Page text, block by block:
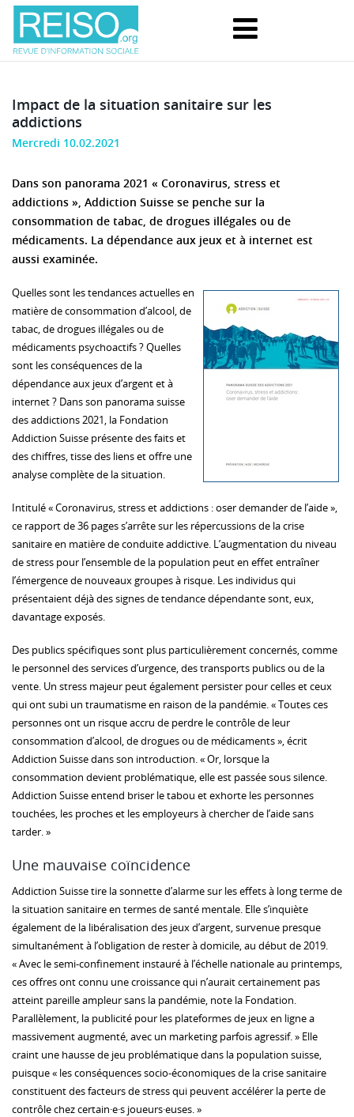
Impact de la situation sanitaire sur les
addictions
Mercredi 10.02.2021
Dans son panorama 2021 « Coronavirus, stress et
addictions », Addiction Suisse se penche sur la
consommation de tabac, de drogues illégales ou de
médicaments. La dépendance aux jeux et à internet est
aussi examinée.
Quelles sont les tendances actuelles en
matière de consommation d’alcool, de
tabac, de drogues illégales ou de
médicaments psychoactifs ? Quelles
sont les conséquences de la
dépendance aux jeux d’argent et à
internet ? Dans son panorama suisse
des addictions 2021, la Fondation
Addiction Suisse présente des faits et
des chiffres, tisse des liens et offre une
analyse complète de la situation.
Intitulé « Coronavirus, stress et addictions : oser demander de l’aide »,
ce rapport de 36 pages s’arrête sur les répercussions de la crise
sanitaire en matière de conduite addictive. L’augmentation du niveau
de stress pour l’ensemble de la population peut en effet entraîner
l’émergence de nouveaux groupes à risque. Les individus qui
présentaient déjà des signes de tendance dépendante sont, eux,
davantage exposés.
Des publics spécifiques sont plus particulièrement concernés, comme
le personnel des services d’urgence, des transports publics ou de la
vente. Un stress majeur peut également persister pour celles et ceux
qui ont subi un traumatisme en raison de la pandémie. « Toutes ces
personnes ont un risque accru de perdre le contrôle de leur
consommation d’alcool, de drogues ou de médicaments », écrit
Addiction Suisse dans son introduction. « Or, lorsque la
consommation devient problématique, elle est passée sous silence.
Addiction Suisse entend briser le tabou et exhorte les personnes
touchées, les proches et les employeurs à chercher de l’aide sans
tarder. »
Une mauvaise coïncidence
Addiction Suisse tire la sonnette d’alarme sur les effets à long terme de
la situation sanitaire en termes de santé mentale. Elle s’inquiète
également de la libéralisation des jeux d’argent, survenue presque
simultanément à l’obligation de rester à domicile, au début de 2019.
« Avec le semi-confinement instauré à l’échelle nationale au printemps,
ces offres ont connu une croissance qui n’aurait certainement pas
atteint pareille ampleur sans la pandémie, note la Fondation.
Parallèlement, la publicité pour les plateformes de jeux en ligne a
massivement augmenté, avec un marketing parfois agressif. » Elle
craint une hausse de jeu problématique dans la population suisse,
puisque « les conséquences socio-économiques de la crise sanitaire
constituent des facteurs de stress qui peuvent accélérer la perte de
contrôle chez certain·e·s joueurs·euses. »